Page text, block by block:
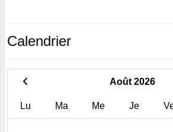
Calendrier
Août 2026
Lu Ma Me Je